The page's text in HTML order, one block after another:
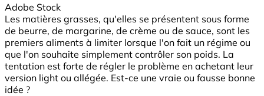
Adobe Stock
Les matières grasses, qu'elles se présentent sous forme
de beurre, de margarine, de crème ou de sauce, sont les
premiers aliments à limiter lorsque l'on fait un régime ou
que l'on souhaite simplement contrôler son poids. La
tentation est forte de régler le problème en achetant leur
version light ou allégée. Est-ce une vraie ou fausse bonne
idée ?